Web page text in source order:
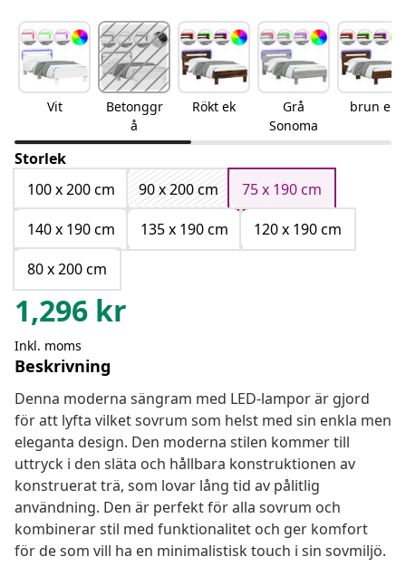
Vit
Betonggr
å
Rökt ek
Grå
Sonoma
brun ek
Storlek
100 x 200 cm
90 x 200 cm
75 x 190 cm
140 x 190 cm
135 x 190 cm
120 x 190 cm
80 x 200 cm
1,296 kr
Inkl. moms
Beskrivning
Denna moderna sängram med LED-lampor är gjord
för att lyfta vilket sovrum som helst med sin enkla men
eleganta design. Den moderna stilen kommer till
uttryck i den släta och hållbara konstruktionen av
konstruerat trä, som lovar lång tid av pålitlig
användning. Den är perfekt för alla sovrum och
kombinerar stil med funktionalitet och ger komfort
för de som vill ha en minimalistisk touch i sin sovmiljö.